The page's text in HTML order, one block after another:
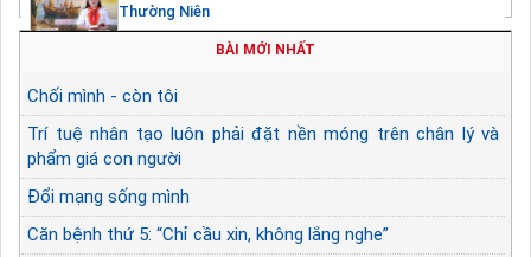
Thường Niên
BÀI MỚI NHẤT
Chối mình - còn tôi
Trí tuệ nhân tạo luôn phải đặt nền móng trên chân lý và
phẩm giá con người
Đổi mạng sống mình
Căn bệnh thứ 5: “Chỉ cầu xin, không lắng nghe”